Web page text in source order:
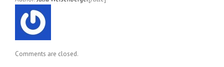
Comments are closed.